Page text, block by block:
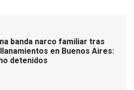
banda narco familiar tras
en Buenos Aires:
detenidos